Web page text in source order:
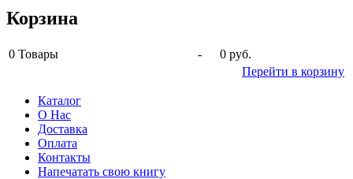
Корзина
0 Товары -
0 руб.
Перейти в корзину
Каталог
О Нас
Доставка
Оплата
Контакты
Напечатать свою книгу